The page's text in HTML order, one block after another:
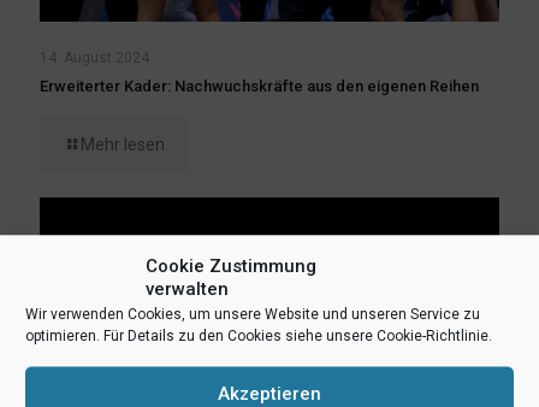
Cookie Zustimmung
verwalten
Wir verwenden Cookies, um unsere Website und unseren Service zu
optimieren. Für Details zu den Cookies siehe unsere Cookie-Richtlinie.
Akzeptieren
14. August 2024
Erweiterter Kader: Nachwuchskräfte aus den eigenen Reihen
Mehr lesen